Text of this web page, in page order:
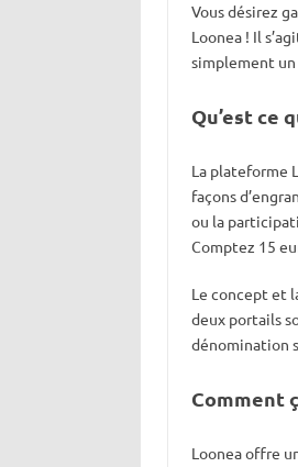
Vous désirez
Loonea ! Il
simplement un
Qu’est ce
La plateforme
façons
ou la
Comptez 15
Le concept et
deux portails
dénomination
Comment
Loonea offre